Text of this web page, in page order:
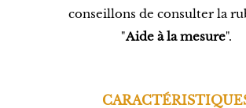
conseillons de consulter la
"Aide à la mesure".